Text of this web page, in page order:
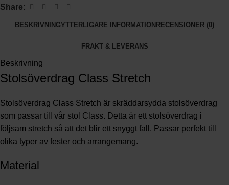
Share:
BESKRIVNINGYTTERLIGARE INFORMATIONRECENSIONER (0)
FRAKT & LEVERANS
Beskrivning
Stolsöverdrag Class Stretch
Stolsöverdrag Class Stretch är skräddarsydda stolsöverdrag
som passar till vår stol Class. Detta är ett stolsöverdrag i
följsam stretch så att det blir ett snyggt fall. Passar perfekt till
olika typer av fester och arrangemang.
Material